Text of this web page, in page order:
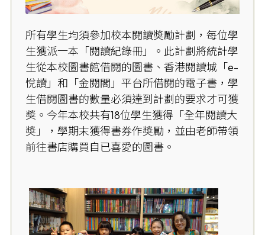
所有學生均須參加校本閱讀奬勵計劃 ，每位學
生獲派一本「閱讀紀錄冊」。此計劃將統計學
生從本校圖書館借閱的圖書、香港閱讀城「e-
悅讀」和「金閱閣」 平台所借閱的電子書，學
生借閱圖書的數量必須達到計劃的要求才可獲
獎。今年本校共有18位學生獲得 「全年閱讀大
奬」，學期末獲得書券作奬勵，並由老師帶領
前往書店購買自已喜愛的圖書。